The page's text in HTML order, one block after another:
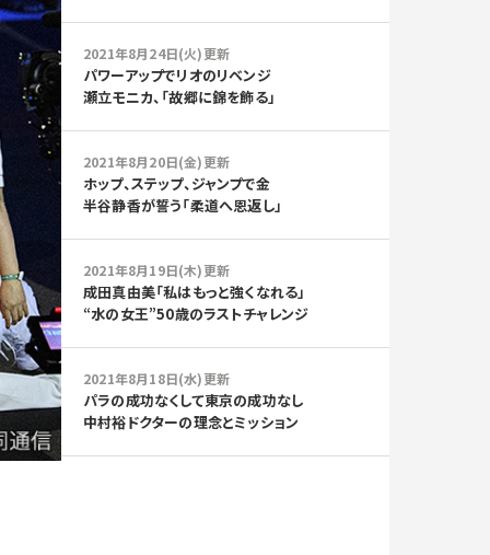
2021年8月24日(火)更新
パワーアップでリオのリベンジ
瀬立モニカ、「故郷に錦を飾る」
2021年8月20日(金)更新
ホップ、ステップ、ジャンプで金
半谷静香が誓う「柔道へ恩返し」
2021年8月19日(木)更新
成田真由美「私はもっと強くなれる」
“水の女王”50歳のラストチャレンジ
2021年8月18日(水)更新
パラの成功なくして東京の成功なし
中村裕ドクターの理念とミッション